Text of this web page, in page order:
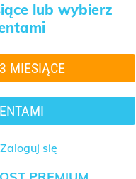
lub wybierz
MIESIĄCE
Zaloguj się